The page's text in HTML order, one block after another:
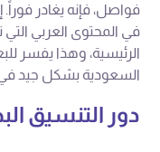
فواصل، فإنه يغادر
في المحتوى العربي التي
الرئيسية، وهذا يفسر
السعودية بشكل جيد في
دور التنسيق